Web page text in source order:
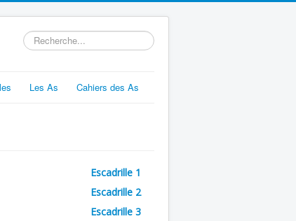
Rechercher
Les As Cahiers des As
Escadrille 1
Escadrille 2
Escadrille 3